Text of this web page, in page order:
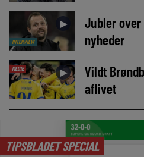
INTERVIEW
►
Jubler over
nyheder
MEDIE ►
Vildt
aflivet
TIPSBLADET SPECIAL